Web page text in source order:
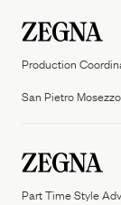
Production
San Pietro
Part Time Style